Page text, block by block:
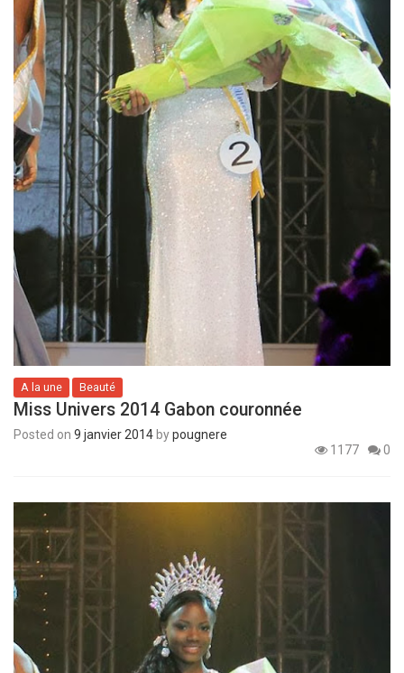
A la une Beauté
Miss Univers 2014 Gabon couronnée
Posted on 9 janvier 2014 bypougnere
1177
0